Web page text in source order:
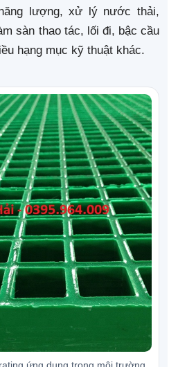
lượng, xử lý nước thải,
sàn thao tác, lối đi, bậc cầu
hạng mục kỹ thuật khác.